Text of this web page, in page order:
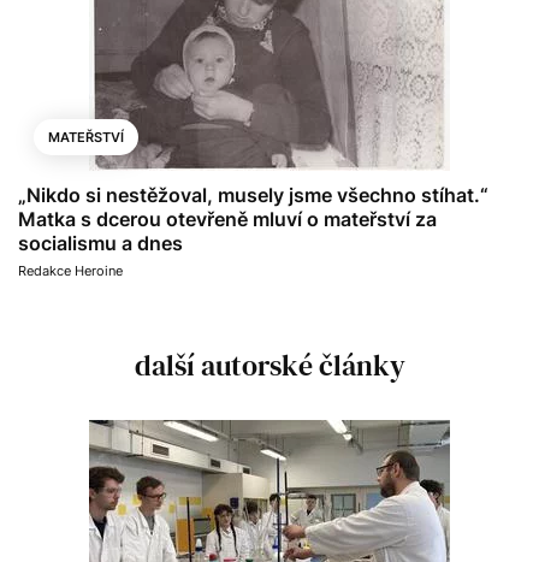
MATEŘSTVÍ
„Nikdo si nestěžoval, musely jsme všechno stíhat.“
Matka s dcerou otevřeně mluví o mateřství za
socialismu a dnes
Redakce Heroine
další autorské články